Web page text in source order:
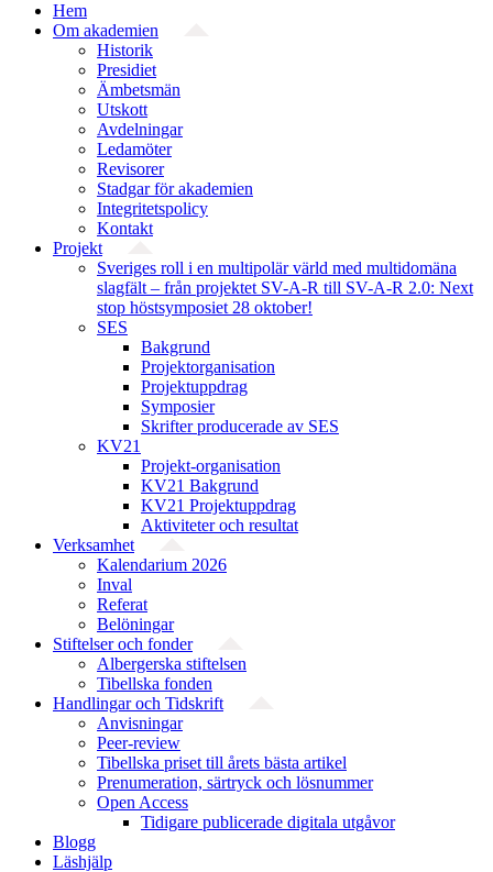
Hem
Om akademien
Historik
Presidiet
Ämbetsmän
Utskott
Avdelningar
Ledamöter
Revisorer
Stadgar för akademien
Integritetspolicy
Kontakt
Projekt
Sveriges roll i en multipolär värld med multidomäna
slagfält – från projektet SV-A-R till SV-A-R 2.0: Next
stop höstsymposiet 28 oktober!
SES
Bakgrund
Projekt­organisation
Projektuppdrag
Symposier
Skrifter producerade av SES
KV21
Projekt-organisation
KV21 Bakgrund
KV21 Projektuppdrag
Aktiviteter och resultat
Verksamhet
Kalendarium 2026
Inval
Referat
Belöningar
Stiftelser och fonder
Albergerska stiftelsen
Tibellska fonden
Handlingar och Tidskrift
Anvisningar
Peer-review
Tibellska priset till årets bästa artikel
Prenumeration, särtryck och lösnummer
Open Access
Tidigare publicerade digitala utgåvor
Blogg
Läshjälp